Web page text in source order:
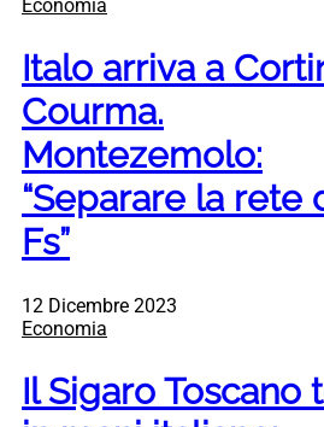
Economia
Italo arriva a
Courma.
Montezemolo:
“Separare la rete
Fs”
12 Dicembre 2023
Economia
Il Sigaro Toscano